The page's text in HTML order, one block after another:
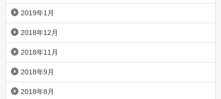
2019年1月
2018年12月
2018年11月
2018年9月
2018年8月